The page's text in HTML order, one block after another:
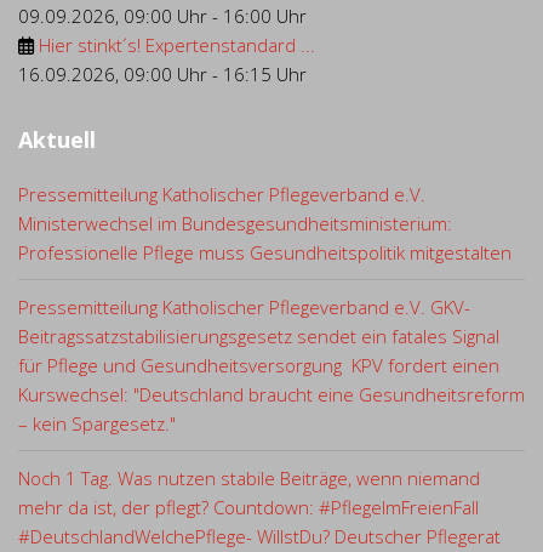
09.09.2026, 09:00 Uhr - 16:00 Uhr
Hier stinkt´s! Expertenstandard ...
16.09.2026, 09:00 Uhr - 16:15 Uhr
Aktuell
Pressemitteilung Katholischer Pflegeverband e.V.
Ministerwechsel im Bundesgesundheitsministerium:
Professionelle Pflege muss Gesundheitspolitik mitgestalten
Pressemitteilung Katholischer Pflegeverband e.V. GKV-
Beitragssatzstabilisierungsgesetz sendet ein fatales Signal
für Pflege und Gesundheitsversorgung KPV fordert einen
Kurswechsel: "Deutschland braucht eine Gesundheitsreform
– kein Spargesetz."
Noch 1 Tag. Was nutzen stabile Beiträge, wenn niemand
mehr da ist, der pflegt? Countdown: #PflegeImFreienFall
#DeutschlandWelchePflege- WillstDu? Deutscher Pflegerat